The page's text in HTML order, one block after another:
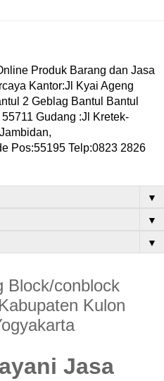
Produk Barang dan Jasa
Kantor:Jl Kyai Ageng
2 Geblag Bantul Bantul
Gudang :Jl Kretek-
Pos:55195 Telp:0823 2826
▼
▼
▼
Block/conblock
Kulon
Jasa